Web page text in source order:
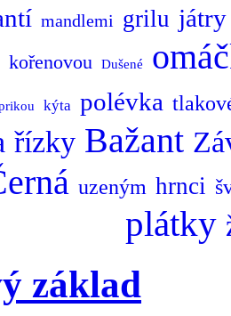
mandlemi grilu játry
kořenovou Dušené
kýta polévka
řízky Bažant
uzeným hrnci
plátky
základ